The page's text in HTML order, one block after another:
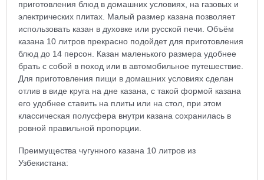
приготовления блюд в домашних условиях, на газовых и
электрических плитах. Малый размер казана позволяет
использовать казан в духовке или русской печи. Объём
казана 10 литров прекрасно подойдет для приготовления
блюд до 14 персон. Казан маленького размера удобнее
брать с собой в поход или в автомобильное путешествие.
Для приготовления пищи в домашних условиях сделан
отлив в виде круга на дне казана, с такой формой казана
его удобнее ставить на плиты или на стол, при этом
классическая полусфера внутри казана сохранилась в
ровной правильной пропорции.
Преимущества чугунного казана 10 литров из
Узбекистана: